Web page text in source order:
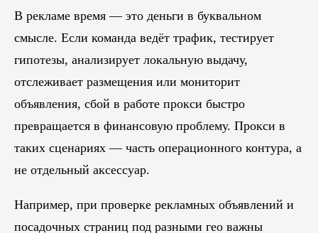
В рекламе время — это деньги в буквальном
смысле. Если команда ведёт трафик, тестирует
гипотезы, анализирует локальную выдачу,
отслеживает размещения или мониторит
объявления, сбой в работе прокси быстро
превращается в финансовую проблему. Прокси в
таких сценариях — часть операционного контура, а
не отдельный аксессуар.
Например, при проверке рекламных объявлений и
посадочных страниц под разными гео важны